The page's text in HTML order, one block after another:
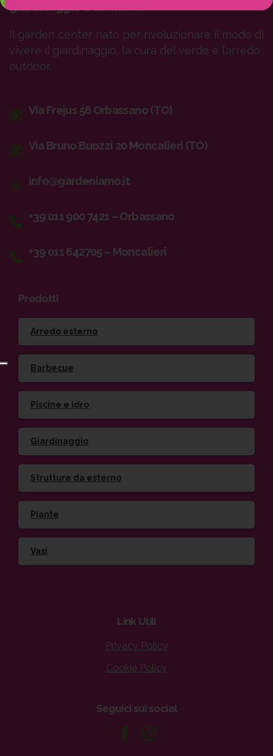
giardinaggio e la natura
Il garden center nato per rivoluzionare il modo di
vivere il giardinaggio, la cura del verde e l’arredo
outdoor.
Via Frejus 56 Orbassano (TO)
Via Bruno Buozzi 20 Moncalieri (TO)
info@gardeniamo.it
+39 011 900 7421 – Orbassano
+39 011 642705 – Moncalieri
Prodotti
Arredo esterno
Barbecue
Piscine e idro
Giardinaggio
Strutture da esterno
Piante
Vasi
Link Utili
Privacy Policy
Cookie Policy
Seguici sui social